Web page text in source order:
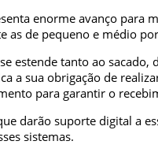
enorme avanço
as de pequeno e médio
estende tanto ao
a sua obrigação de
para garantir o
darão suporte digital a
sistemas.